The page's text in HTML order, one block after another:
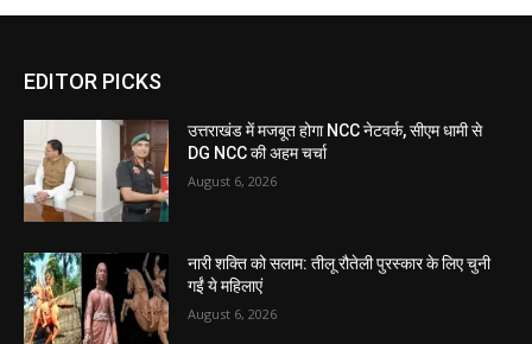
EDITOR PICKS
उत्तराखंड में मजबूत होगा NCC नेटवर्क, सीएम धामी से
DG NCC की अहम चर्चा
August 6, 2026
नारी शक्ति को सलाम: तीलू रौतेली पुरस्कार के लिए चुनी
गईं ये महिलाएं
August 6, 2026